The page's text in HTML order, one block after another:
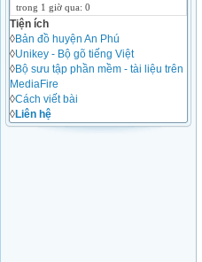
trong 1 giờ qua: 0
Tiện ích
◊Bản đồ huyện An Phú
◊Unikey - Bộ gõ tiếng Việt
◊Bộ sưu tập phần mềm - tài liệu trên
MediaFire
◊Cách viết bài
◊Liên hệ